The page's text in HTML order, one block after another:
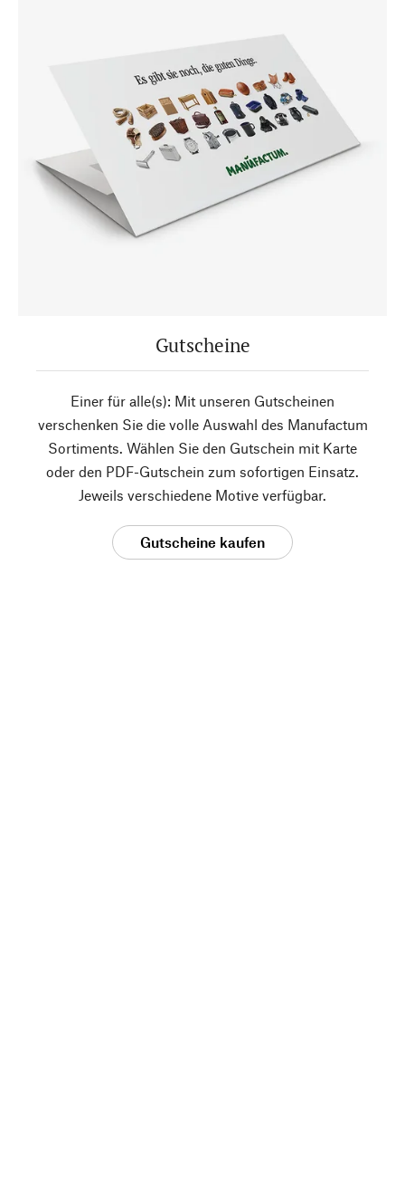
Gutscheine
Einer für alle(s): Mit unseren Gutscheinen
verschenken Sie die volle Auswahl des Manufactum
Sortiments. Wählen Sie den Gutschein mit Karte
oder den PDF-Gutschein zum sofortigen Einsatz.
Jeweils verschiedene Motive verfügbar.
Gutscheine kaufen